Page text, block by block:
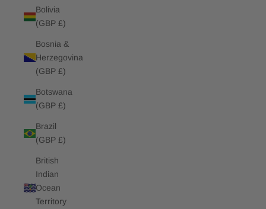
Bolivia
(GBP £)
Bosnia &
Herzegovina
(GBP £)
Botswana
(GBP £)
Brazil
(GBP £)
British
Indian
Ocean
Territory